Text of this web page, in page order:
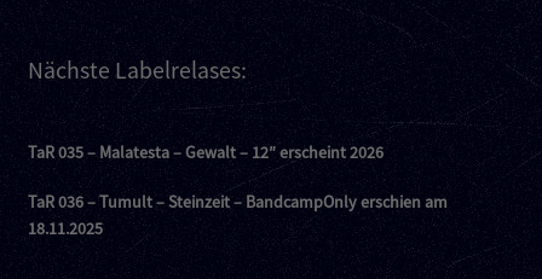
Nächste Labelrelases:
TaR 035 – Malatesta – Gewalt – 12″ erscheint 2026
TaR 036 – Tumult – Steinzeit – BandcampOnly erschien am
18.11.2025